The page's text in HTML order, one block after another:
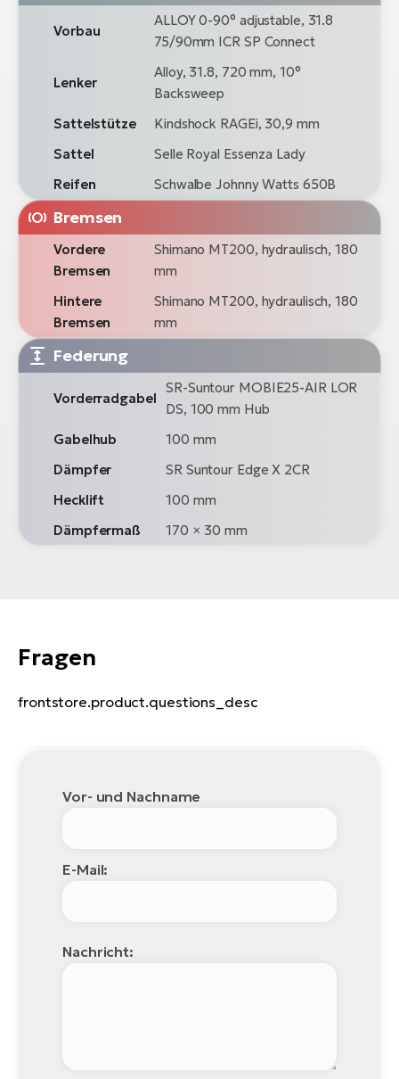
Vorbau
ALLOY 0-90° adjustable, 31.8
75/90mm ICR SP Connect
Lenker
Alloy, 31.8, 720 mm, 10°
Backsweep
Sattelstütze
Kindshock RAGEi, 30,9 mm
Sattel
Selle Royal Essenza Lady
Reifen
Schwalbe Johnny Watts 650B
Bremsen
Vordere
Bremsen
Shimano MT200, hydraulisch, 180
mm
Hintere
Bremsen
Shimano MT200, hydraulisch, 180
mm
Federung
Vorderradgabel
SR-Suntour MOBIE25-AIR LOR
DS, 100 mm Hub
Gabelhub
100 mm
Dämpfer
SR Suntour Edge X 2CR
Hecklift
100 mm
Dämpfermaß
170 × 30 mm
Fragen
frontstore.product.questions_desc
Vor- und Nachname
E-Mail:
Nachricht: